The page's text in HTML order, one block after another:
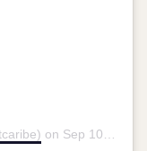
on Sep 10, 2016 at 9:58am PDT